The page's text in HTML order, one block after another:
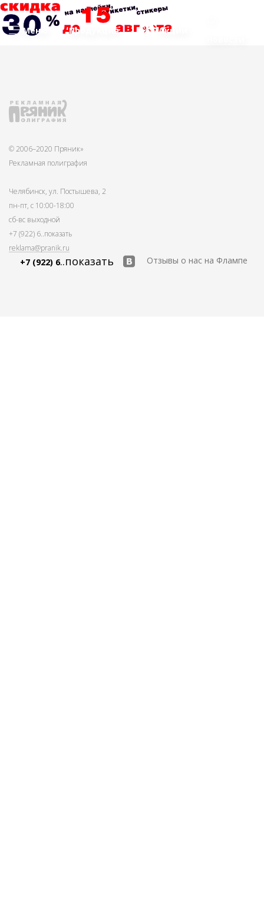
Меню Продукция
Акции
© 2006–2020 Пряник»
Рекламная полиграфия
Челябинск, ул. Постышева, 2
пн-пт, с 10:00-18:00
сб-вс выходной
+7 (922) 6..показать
reklama@pranik.ru
+7 (922) 6..показать Отзывы о нас на Флампе